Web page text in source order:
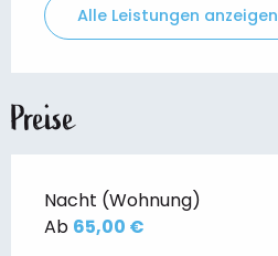
Alle Leistungen anzeigen
Preise
Nacht (Wohnung)
Ab 65,00 €